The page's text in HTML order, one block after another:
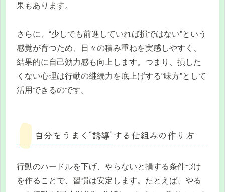
果もあります。
さらに、“少しでも前進していれば損ではない”という
感覚が育つため、日々の積み重ねを実感しやすく、
結果的に自己効力感も向上します。つまり、損した
くない心理は行動の継続力を底上げする“味方”として
活用できるのです。
自分をうまく“誘導”する仕組みの作り方
行動のハードルを下げ、やらないと損する条件づけ
を作ることで、習慣は安定します。たとえば、やる